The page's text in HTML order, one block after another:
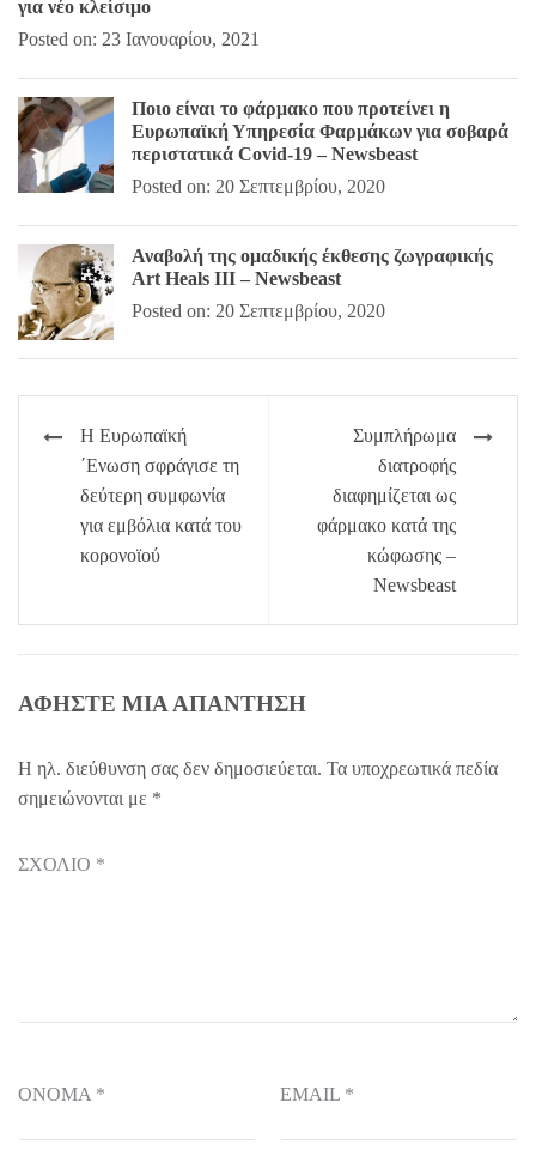
για νέο κλείσιμο
Posted on: 23 Ιανουαρίου, 2021
Ποιο είναι το φάρμακο που προτείνει η
Ευρωπαϊκή Υπηρεσία Φαρμάκων για σοβαρά
περιστατικά Covid-19 – Newsbeast
Posted on: 20 Σεπτεμβρίου, 2020
Αναβολή της ομαδικής έκθεσης ζωγραφικής
Art Heals III – Newsbeast
Posted on: 20 Σεπτεμβρίου, 2020
Πλοήγηση
άρθρων
Η Ευρωπαϊκή
΄Ενωση σφράγισε τη
δεύτερη συμφωνία
για εμβόλια κατά του
κορονοϊού
Συμπλήρωμα
διατροφής
διαφημίζεται ως
φάρμακο κατά της
κώφωσης –
Newsbeast
ΑΦΉΣΤΕ ΜΙΑ ΑΠΆΝΤΗΣΗ
Η ηλ. διεύθυνση σας δεν δημοσιεύεται. Τα υποχρεωτικά πεδία
σημειώνονται με *
ΣΧΌΛΙΟ *
ΌΝΟΜΑ * EMAIL *